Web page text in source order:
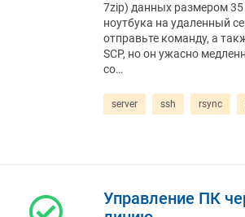
7zip) данных размером 35
ноутбука на удаленный
отправьте команду, а
SCP, но он ужасно
со…
server ssh rsync
Управление ПК